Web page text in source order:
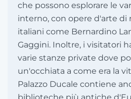
che possono esplorare le
interno, con opere d'arte
italiani come Bernardino
Gaggini. Inoltre, i visitatori
varie stanze private dove
un'occhiata a come era la
Palazzo Ducale contiene